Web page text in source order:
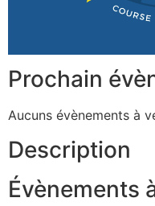
Prochain
Aucuns évènements à
Description
Évènements